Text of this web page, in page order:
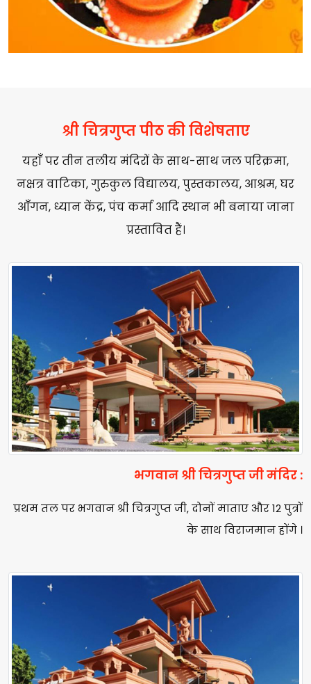
श्री चित्रगुप्त पीठ की विशेषताए
यहाँ पर तीन तलीय मंदिरों के साथ-साथ जल परिक्रमा,
नक्षत्र वाटिका, गुरुकुल विद्यालय, पुस्तकालय, आश्रम, घर
आँगन, ध्यान केंद्र, पंच कर्मा आदि स्थान भी बनाया जाना
प्रस्तावित हैं।
भगवान श्री चित्रगुप्त जी मंदिर :
प्रथम तल पर भगवान श्री चित्रगुप्त जी, दोनों माताए और 12 पुत्रों
के साथ विराजमान होंगे ।